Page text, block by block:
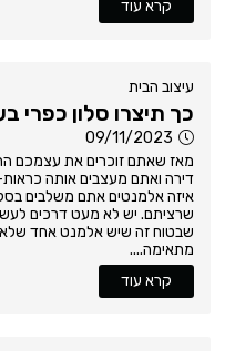
קרא עוד
עיצוב הבית
כך תיצרו סלון כפרי
09/11/2023
מאז שאתם זוכרים את עצמכם
דירה ואתם מעצבים אותה
איזה אלמנטים אתם משלבים
שרציתם. יש לא מעט דרכים
שבטוח זה שיש אלמנט אחד שלא
מתאימה....
קרא עוד